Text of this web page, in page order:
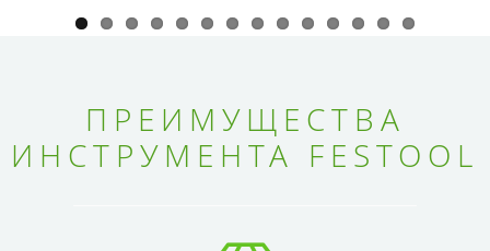
ПРЕИМУЩЕСТВА
ИНСТРУМЕНТА FESTOOL